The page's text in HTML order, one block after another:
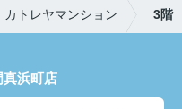
カトレヤマンション 3階
真浜町店